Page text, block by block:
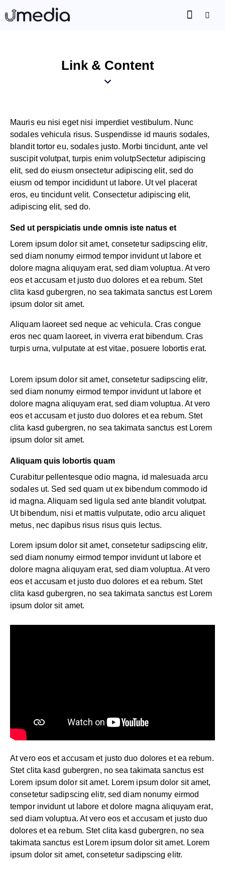
Link & Content
Mauris eu nisi eget nisi imperdiet vestibulum. Nunc
sodales vehicula risus. Suspendisse id mauris sodales,
blandit tortor eu, sodales justo. Morbi tincidunt, ante vel
suscipit volutpat, turpis enim volutpSectetur adipiscing
elit, sed do eiusm onsectetur adipiscing elit, sed do
eiusm od tempor incididunt ut labore. Ut vel placerat
eros, eu tincidunt velit. Consectetur adipiscing elit,
adipiscing elit, sed do.
Sed ut perspiciatis unde omnis iste natus et
Lorem ipsum dolor sit amet, consetetur sadipscing elitr,
sed diam nonumy eirmod tempor invidunt ut labore et
dolore magna aliquyam erat, sed diam voluptua. At vero
eos et accusam et justo duo dolores et ea rebum. Stet
clita kasd gubergren, no sea takimata sanctus est Lorem
ipsum dolor sit amet.
Aliquam laoreet sed neque ac vehicula. Cras congue
eros nec quam laoreet, in viverra erat bibendum. Cras
turpis urna, vulputate at est vitae, posuere lobortis erat.
Lorem ipsum dolor sit amet, consetetur sadipscing elitr,
sed diam nonumy eirmod tempor invidunt ut labore et
dolore magna aliquyam erat, sed diam voluptua. At vero
eos et accusam et justo duo dolores et ea rebum. Stet
clita kasd gubergren, no sea takimata sanctus est Lorem
ipsum dolor sit amet.
Aliquam quis lobortis quam
Curabitur pellentesque odio magna, id malesuada arcu
sodales ut. Sed sed quam ut ex bibendum commodo id
id magna. Aliquam sed ligula sed ante blandit volutpat.
Ut bibendum, nisi et mattis vulputate, odio arcu aliquet
metus, nec dapibus risus risus quis lectus.
Lorem ipsum dolor sit amet, consetetur sadipscing elitr,
sed diam nonumy eirmod tempor invidunt ut labore et
dolore magna aliquyam erat, sed diam voluptua. At vero
eos et accusam et justo duo dolores et ea rebum. Stet
clita kasd gubergren, no sea takimata sanctus est Lorem
ipsum dolor sit amet.
At vero eos et accusam et justo duo dolores et ea rebum.
Stet clita kasd gubergren, no sea takimata sanctus est
Lorem ipsum dolor sit amet. Lorem ipsum dolor sit amet,
consetetur sadipscing elitr, sed diam nonumy eirmod
tempor invidunt ut labore et dolore magna aliquyam erat,
sed diam voluptua. At vero eos et accusam et justo duo
dolores et ea rebum. Stet clita kasd gubergren, no sea
takimata sanctus est Lorem ipsum dolor sit amet. Lorem
ipsum dolor sit amet, consetetur sadipscing elitr.